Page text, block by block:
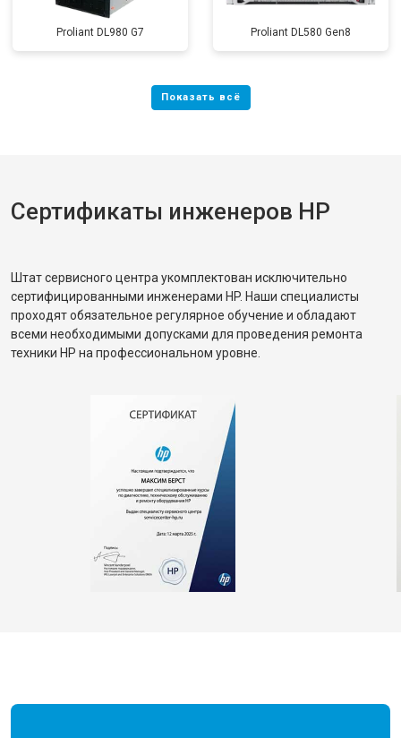
Proliant DL980 G7 Proliant DL580 Gen8
Сертификаты инженеров HP
Штат сервисного центра укомплектован исключительно
сертифицированными инженерами HP. Наши специалисты
проходят обязательное регулярное обучение и обладают
всеми необходимыми допусками для проведения ремонта
техники HP на профессиональном уровне.